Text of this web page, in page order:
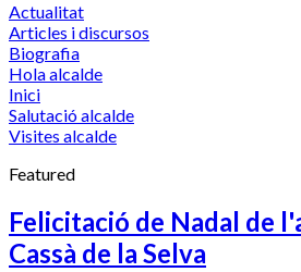
Actualitat
Articles i discursos
Biografia
Hola alcalde
Inici
Salutació alcalde
Visites alcalde
Featured
Felicitació de Nadal de
Cassà de la Selva